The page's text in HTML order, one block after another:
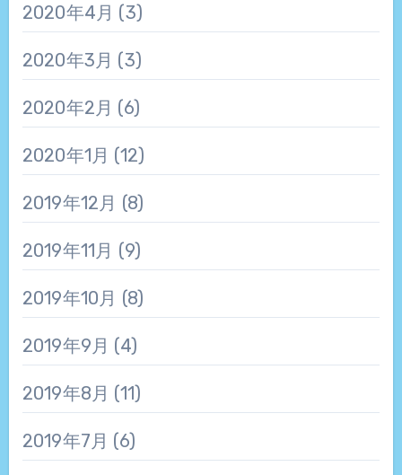
2020年4月 (3)
2020年3月 (3)
2020年2月 (6)
2020年1月 (12)
2019年12月 (8)
2019年11月 (9)
2019年10月 (8)
2019年9月 (4)
2019年8月 (11)
2019年7月 (6)